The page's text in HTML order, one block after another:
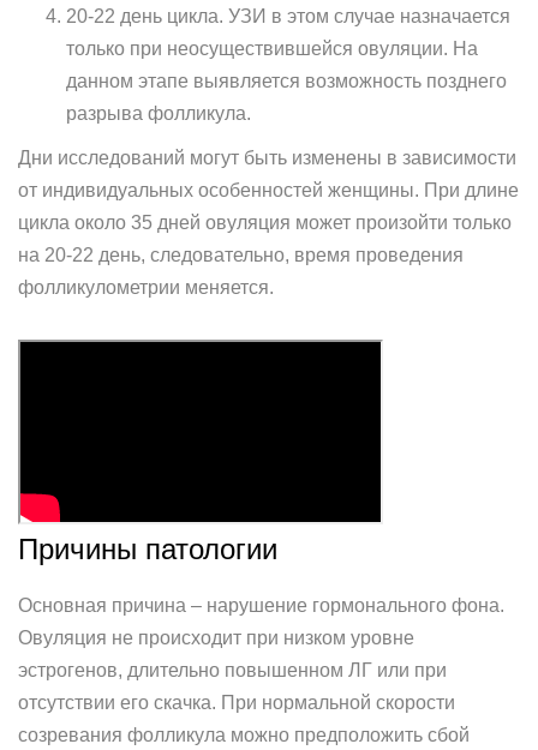
20-22 день цикла. УЗИ в этом случае назначается
только при неосуществившейся овуляции. На
данном этапе выявляется возможность позднего
разрыва фолликула.
Дни исследований могут быть изменены в зависимости
от индивидуальных особенностей женщины. При длине
цикла около 35 дней овуляция может произойти только
на 20-22 день, следовательно, время проведения
фолликулометрии меняется.
Причины патологии
Основная причина – нарушение гормонального фона.
Овуляция не происходит при низком уровне
эстрогенов, длительно повышенном ЛГ или при
отсутствии его скачка. При нормальной скорости
созревания фолликула можно предположить сбой